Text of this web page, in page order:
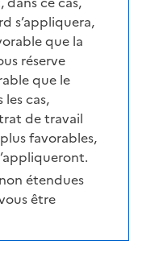
s’appliquera,
que la
réserve
que le
cas,
de travail
favorables,
étendues
être